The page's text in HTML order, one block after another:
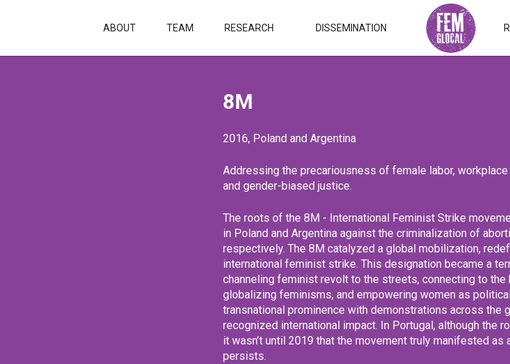
ABOUT TEAM RESEARCH DISSEMINATION
8M
2016, Poland and Argentina
Addressing the precariousness of female labor,
and gender-biased justice.
The roots of the 8M - International Feminist Strike
in Poland and Argentina against the criminalization of
respectively. The 8M catalyzed a global mobilization,
international feminist strike. This designation became a
channeling feminist revolt to the streets, connecting to
globalizing feminisms, and empowering women as
transnational prominence with demonstrations across the
recognized international impact. In Portugal, although the
it wasn’t until 2019 that the movement truly manifested
persists.